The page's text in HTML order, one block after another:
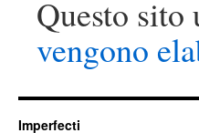
Questo
vengono
Imperfecti